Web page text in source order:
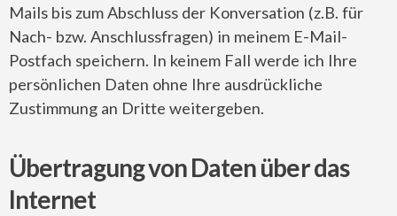
Mails bis zum Abschluss der Konversation (z.B. für
Nach- bzw. Anschlussfragen) in meinem E-Mail-
Postfach speichern. In keinem Fall werde ich Ihre
persönlichen Daten ohne Ihre ausdrückliche
Zustimmung an Dritte weitergeben.
Übertragung von Daten über das
Internet